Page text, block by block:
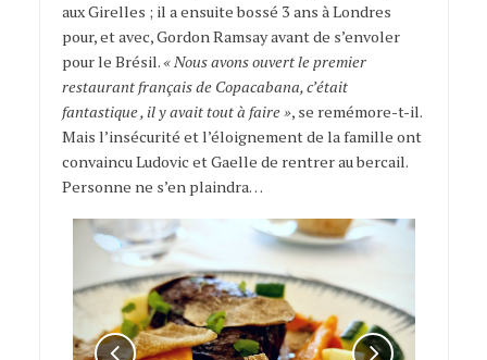
aux Girelles ; il a ensuite bossé 3 ans à Londres
pour, et avec, Gordon Ramsay avant de s’envoler
pour le Brésil. « Nous avons ouvert le premier
restaurant français de Copacabana, c’était
fantastique , il y avait tout à faire », se remémore-t-il.
Mais l’insécurité et l’éloignement de la famille ont
convaincu Ludovic et Gaelle de rentrer au bercail.
Personne ne s’en plaindra…